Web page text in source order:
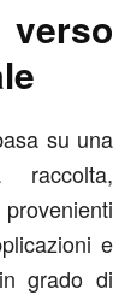
su una
provenienti
e
grado di